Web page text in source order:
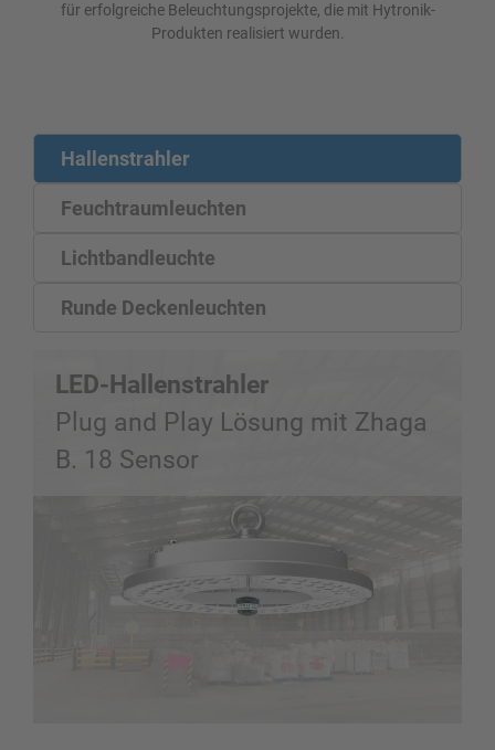
für erfolgreiche Beleuchtungsprojekte, die mit Hytronik-
Produkten realisiert wurden.
Hallenstrahler
Feuchtraumleuchten
Lichtbandleuchte
Runde Deckenleuchten
LED-Hallenstrahler
Plug and Play Lösung mit Zhaga
B. 18 Sensor